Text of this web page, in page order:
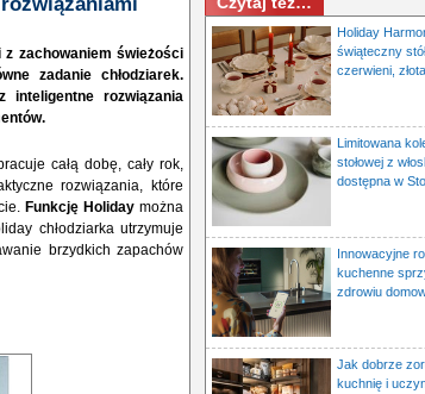
z zachowaniem świeżości
zadanie chłodziarek.
inteligentne rozwiązania
całą dobę, cały rok,
rozwiązania, które
Funkcję Holiday można
chłodziarka utrzymuje
brzydkich zapachów
Holiday
świąteczny
czerwieni,
Limitowana
stołowej z
dostępna w
Innowacyjne
kuchenne
zdrowiu
Jak dobrze
kuchnię i